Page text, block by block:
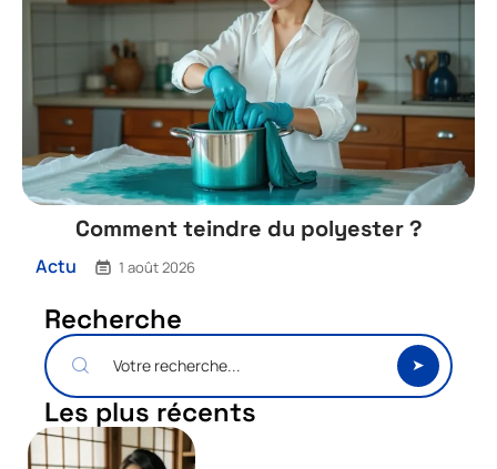
Comment teindre du polyester ?
Actu 1 août 2026
Recherche
Les plus récents